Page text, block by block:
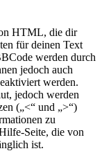
HTML, die dir
für deinen Text
werden durch
jedoch auch
werden.
jedoch werden
(„<“ und „>“)
zu
Seite, die von
ist.